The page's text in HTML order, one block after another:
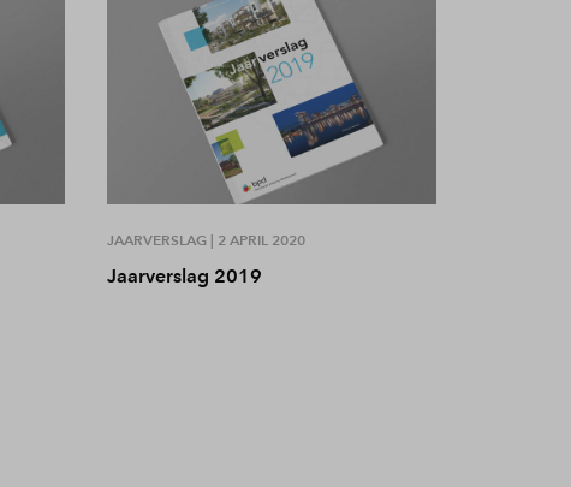
JAARVERSLAG | 2 APRIL 2020
Jaarverslag 2019